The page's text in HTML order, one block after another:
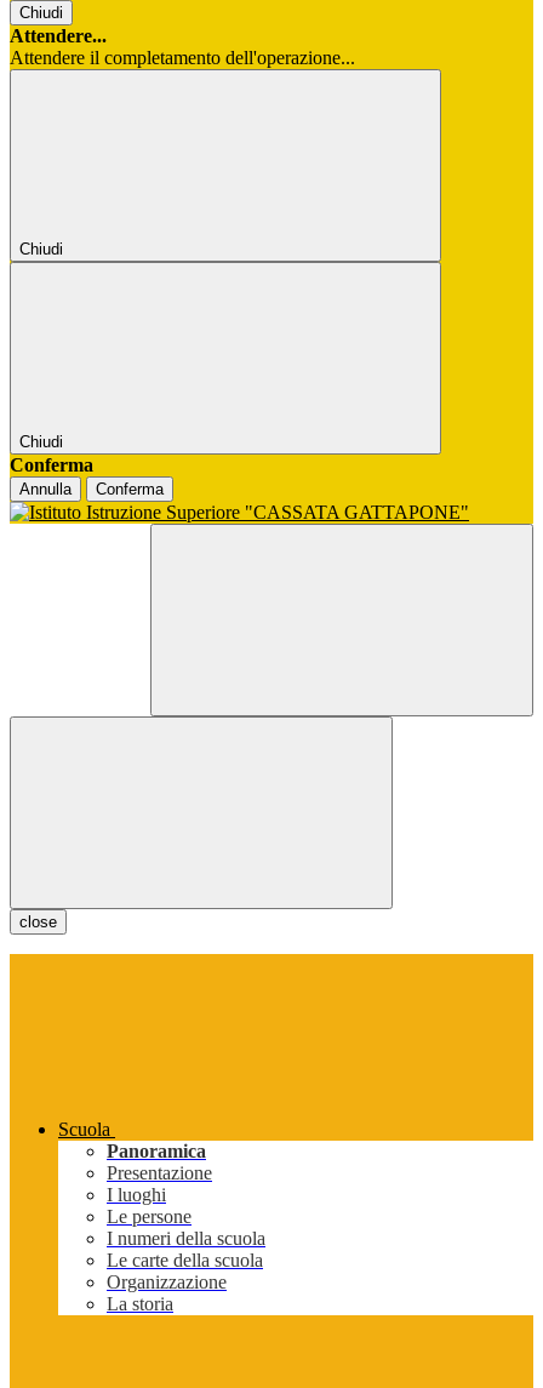
Chiudi
Attendere...
Attendere il completamento dell'operazione...
Chiudi
Chiudi
Conferma
Annulla Conferma
close
Scuola
Panoramica
Presentazione
I luoghi
Le persone
I numeri della scuola
Le carte della scuola
Organizzazione
La storia